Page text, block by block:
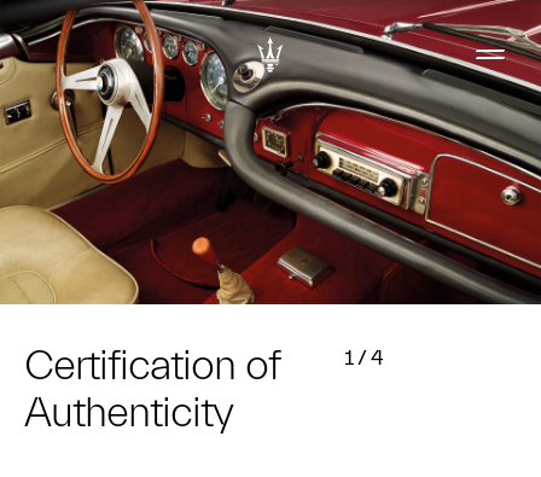
Certification of
Authenticity
1/4